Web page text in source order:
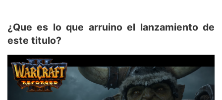
¿Que es lo que arruino el lanzamiento de
este titulo?